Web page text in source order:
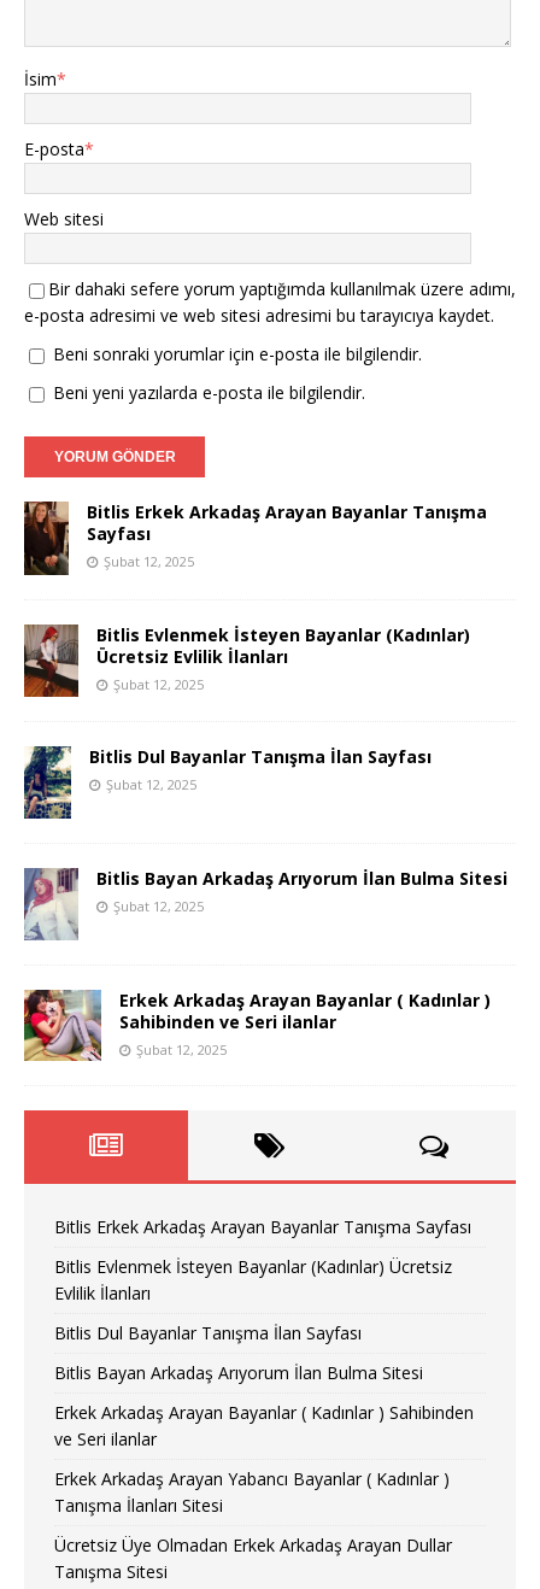
İsim*
E-posta*
Web sitesi
Bir dahaki sefere yorum yaptığımda kullanılmak üzere adımı,
e-posta adresimi ve web sitesi adresimi bu tarayıcıya kaydet.
Beni sonraki yorumlar için e-posta ile bilgilendir.
Beni yeni yazılarda e-posta ile bilgilendir.
Bitlis Erkek Arkadaş Arayan Bayanlar Tanışma
Sayfası
Şubat 12, 2025
Bitlis Evlenmek İsteyen Bayanlar (Kadınlar)
Ücretsiz Evlilik İlanları
Şubat 12, 2025
Bitlis Dul Bayanlar Tanışma İlan Sayfası
Şubat 12, 2025
Bitlis Bayan Arkadaş Arıyorum İlan Bulma Sitesi
Şubat 12, 2025
Erkek Arkadaş Arayan Bayanlar ( Kadınlar )
Sahibinden ve Seri ilanlar
Şubat 12, 2025
Bitlis Erkek Arkadaş Arayan Bayanlar Tanışma Sayfası
Bitlis Evlenmek İsteyen Bayanlar (Kadınlar) Ücretsiz
Evlilik İlanları
Bitlis Dul Bayanlar Tanışma İlan Sayfası
Bitlis Bayan Arkadaş Arıyorum İlan Bulma Sitesi
Erkek Arkadaş Arayan Bayanlar ( Kadınlar ) Sahibinden
ve Seri ilanlar
Erkek Arkadaş Arayan Yabancı Bayanlar ( Kadınlar )
Tanışma İlanları Sitesi
Ücretsiz Üye Olmadan Erkek Arkadaş Arayan Dullar
Tanışma Sitesi